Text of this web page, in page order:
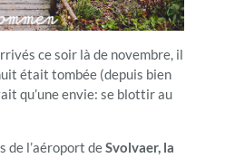
ce soir là de novembre, il
était tombée (depuis bien
qu’une envie: se blottir au
de l’aéroport deSvolvaer, la